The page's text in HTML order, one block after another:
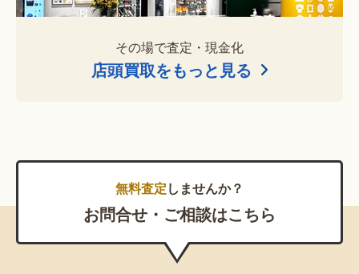
その場で査定・現金化
店頭買取をもっと見る
無料査定しませんか？
お問合せ・ご相談はこちら